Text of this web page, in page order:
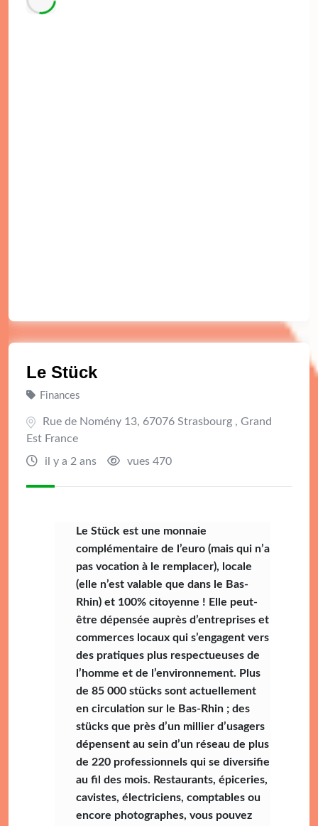
Le Stück
Finances
Rue de Nomény 13, 67076 Strasbourg , Grand
Est France
il y a 2 ans
vues 470
Le Stück est une monnaie
complémentaire de l’euro (mais qui n’a
pas vocation à le remplacer), locale
(elle n’est valable que dans le Bas-
Rhin) et 100% citoyenne ! Elle peut-
être dépensée auprès d’entreprises et
commerces locaux qui s’engagent vers
des pratiques plus respectueuses de
l’homme et de l’environnement. Plus
de 85 000 stücks sont actuellement
en circulation sur le Bas-Rhin ; des
stücks que près d’un millier d’usagers
dépensent au sein d’un réseau de plus
de 220 professionnels qui se diversifie
au fil des mois. Restaurants, épiceries,
cavistes, électriciens, comptables ou
encore photographes, vous pouvez